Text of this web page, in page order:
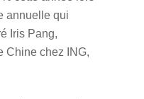
annuelle qui
Iris Pang,
Chine chez ING,